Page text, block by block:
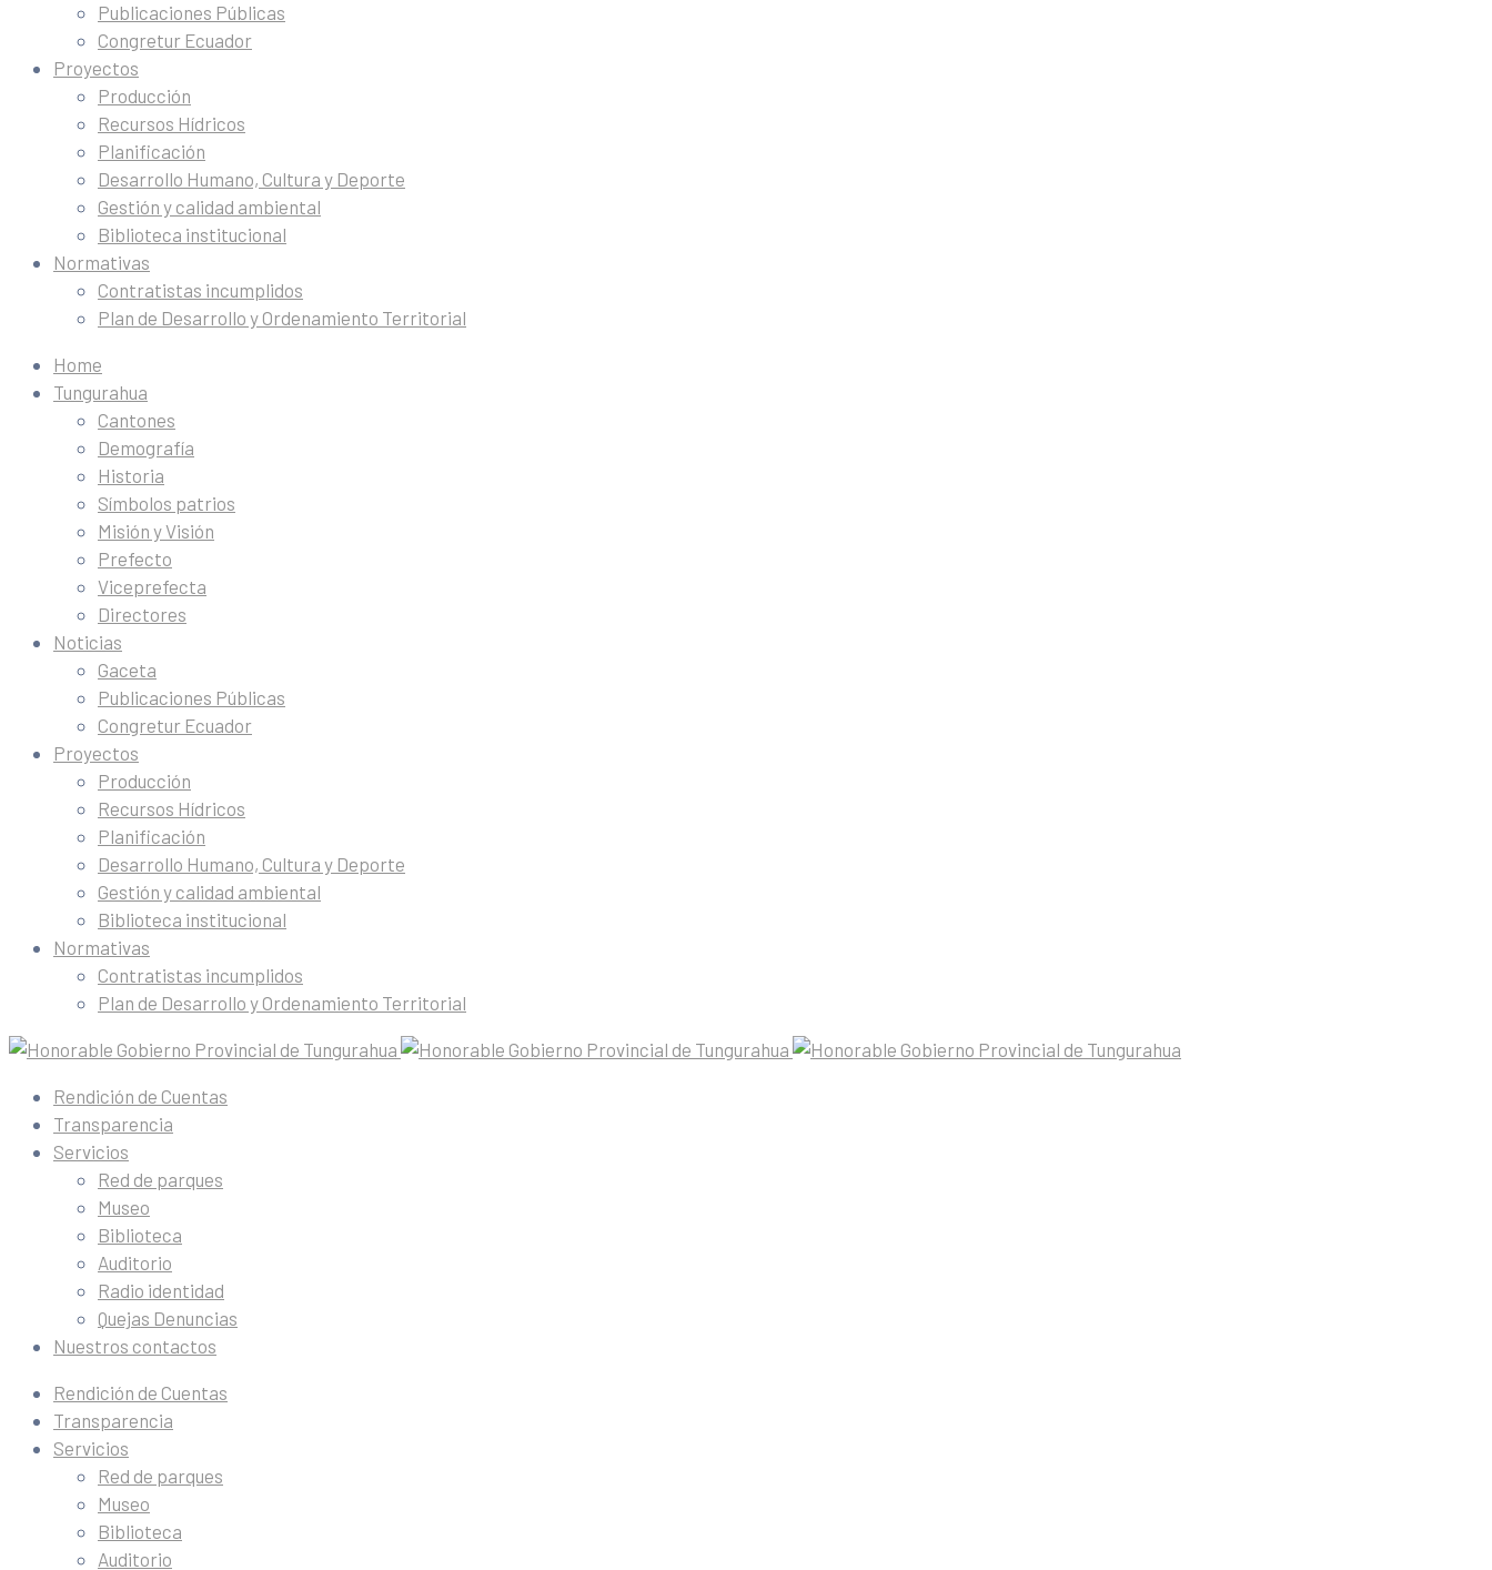
Publicaciones Públicas
Congretur Ecuador
Proyectos
Producción
Recursos Hídricos
Planificación
Desarrollo Humano, Cultura y Deporte
Gestión y calidad ambiental
Biblioteca institucional
Normativas
Contratistas incumplidos
Plan de Desarrollo y Ordenamiento Territorial
Home
Tungurahua
Cantones
Demografía
Historia
Símbolos patrios
Misión y Visión
Prefecto
Viceprefecta
Directores
Noticias
Gaceta
Publicaciones Públicas
Congretur Ecuador
Proyectos
Producción
Recursos Hídricos
Planificación
Desarrollo Humano, Cultura y Deporte
Gestión y calidad ambiental
Biblioteca institucional
Normativas
Contratistas incumplidos
Plan de Desarrollo y Ordenamiento Territorial
Rendición de Cuentas
Transparencia
Servicios
Red de parques
Museo
Biblioteca
Auditorio
Radio identidad
Quejas Denuncias
Nuestros contactos
Rendición de Cuentas
Transparencia
Servicios
Red de parques
Museo
Biblioteca
Auditorio